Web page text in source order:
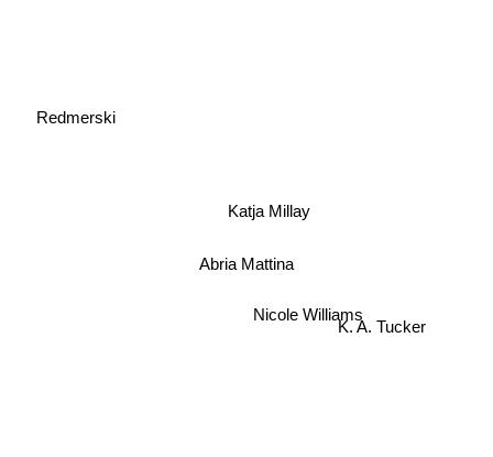
Abria Mattina
Katja Millay
Nicole Williams
Redmerski
K. A. Tucker